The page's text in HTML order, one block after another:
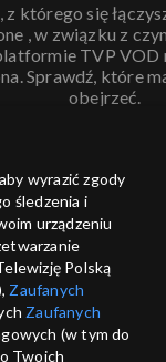
z którego się
, w związku z
TVP VOD
Sprawdź, które
obejrzeć.
wyrazić zgody
śledzenia i
urządzeniu
Polską
Zaufanych
Zaufanych
(w tym do
Twoich